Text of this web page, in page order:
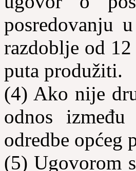
posredovanju
razdoblje od 12
puta produžiti.
(4) Ako nije
odnos
odredbe općeg
(5) Ugovorom